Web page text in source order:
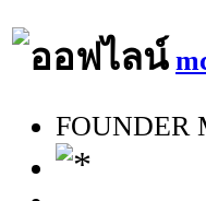
FOUNDER